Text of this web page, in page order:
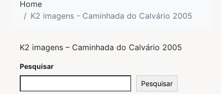
Home
K2 imagens - Caminhada do Calvário 2005
K2 imagens – Caminhada do Calvário 2005
Pesquisar
Pesquisar